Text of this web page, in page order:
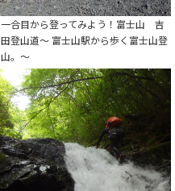
一合目から登ってみよう！富士山 吉
田登山道～ 富士山駅から歩く富士山登
山。～